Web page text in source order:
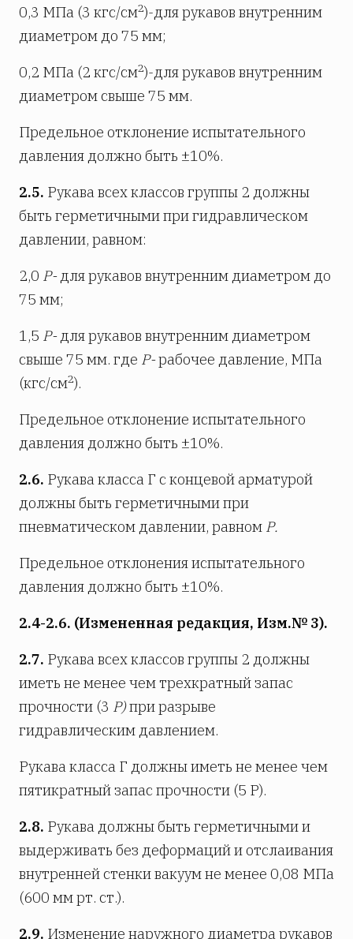
0,3 МПа (3 кгс/см2)-для рукавов внутренним
диаметром до 75 мм;
0,2 МПа (2 кгс/см2)-для рукавов внутренним
диаметром свыше 75 мм.
Предельное отклонение испытательного
давления должно быть ±10%.
2.5. Рукава всех классов группы 2 должны
быть герметичными при гидравлическом
давлении, равном:
2,0 Р-для рукавов внутренним диаметром до
75 мм;
1,5 Р-для рукавов внутренним диаметром
свыше 75 мм. где Р-рабочее давление, МПа
(кгс/см2).
Предельное отклонение испытательного
давления должно быть ±10%.
2.6. Рукава класса Г с концевой арматурой
должны быть герметичными при
пневматическом давлении, равном Р.
Предельное отклонения испытательного
давления должно быть ±10%.
2.4-2.6. (Измененная редакция, Изм.№ 3).
2.7. Рукава всех классов группы 2 должны
иметь не менее чем трехкратный запас
прочности (3 Р)при разрыве
гидравлическим давлением.
Рукава класса Г должны иметь не менее чем
пятикратный запас прочности (5 Р).
2.8. Рукава должны быть герметичными и
выдерживать без деформаций и отслаивания
внутренней стенки вакуум не менее 0,08 МПа
(600 мм рт. ст.).
2.9. Изменение наружного диаметра рукавов